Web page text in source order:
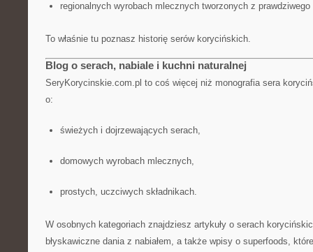
regionalnych wyrobach mlecznych tworzonych z prawdziwego
To właśnie tu poznasz historię serów korycińskich.
Blog o serach, nabiale i kuchni naturalnej
SeryKorycinskie.com.pl to coś więcej niż monografia sera
o:
świeżych i dojrzewających serach,
domowych wyrobach mlecznych,
prostych, uczciwych składnikach.
W osobnych kategoriach znajdziesz artykuły o serach
błyskawiczne dania z nabiałem, a także wpisy o superfoods,